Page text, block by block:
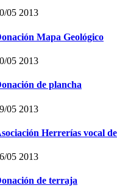
05 2013
Mapa Geológico
05 2013
de plancha
05 2013
Herrerías vocal
05 2013
de terraja